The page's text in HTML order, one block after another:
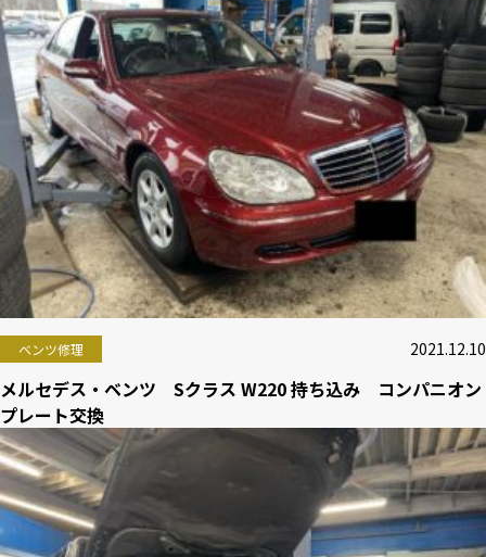
ベンツ修理 2021.12.10
メルセデス・ベンツ Sクラス W220 持ち込み コンパニオン
プレート交換